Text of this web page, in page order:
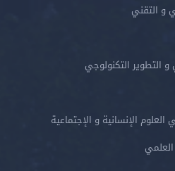
و التقني
و التطوير التكنولوجي
الإنسانية و الإجتماعية